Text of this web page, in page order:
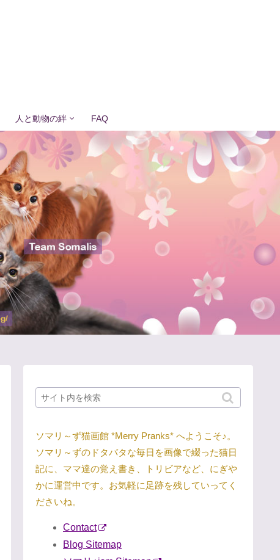
人と動物の絆 FAQ
ソマリ～ず猫画館 *Merry Pranks* へようこそ♪。
ソマリ～ずのドタバタな毎日を画像で綴った猫日
記に、ママ達の覚え書き、トリビアなど、にぎや
かに運営中です。お気軽に足跡を残していってく
ださいね。
Contact
Blog Sitemap